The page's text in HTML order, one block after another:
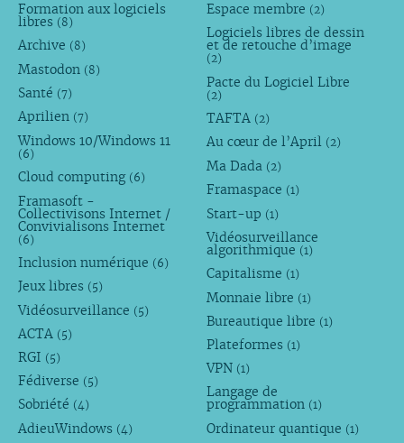
Formation aux logiciels
libres (8)
Archive (8)
Mastodon (8)
Santé (7)
Aprilien (7)
Windows 10/Windows 11
(6)
Cloud computing (6)
Framasoft -
Collectivisons Internet /
Convivialisons Internet
(6)
Inclusion numérique (6)
Jeux libres (5)
Vidéosurveillance (5)
ACTA (5)
RGI (5)
Fédiverse (5)
Sobriété (4)
AdieuWindows (4)
Espace membre (2)
Logiciels libres de dessin
et de retouche d’image
(2)
Pacte du Logiciel Libre
(2)
TAFTA (2)
Au cœur de l’April (2)
Ma Dada (2)
Framaspace (1)
Start-up (1)
Vidéosurveillance
algorithmique (1)
Capitalisme (1)
Monnaie libre (1)
Bureautique libre (1)
Plateformes (1)
VPN (1)
Langage de
programmation (1)
Ordinateur quantique (1)